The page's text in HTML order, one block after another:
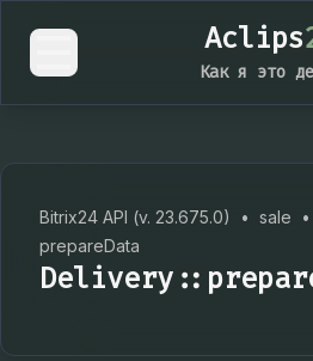
Aclips
Как я это
Bitrix24 API (v. 23.675.0) • sale •
prepareData